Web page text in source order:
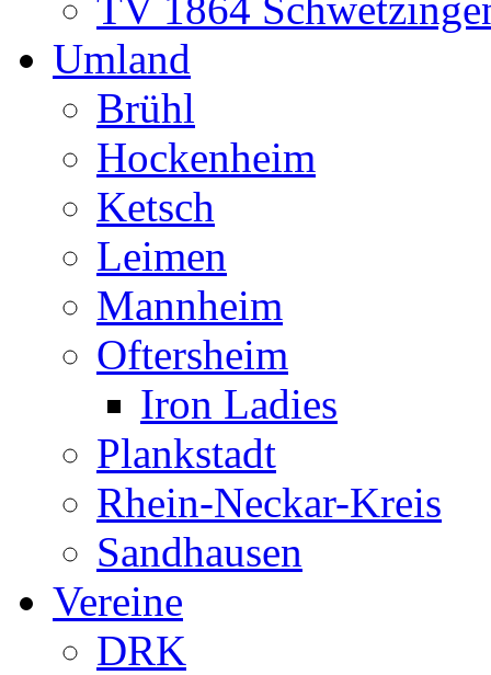
Umland
Brühl
Hockenheim
Ketsch
Leimen
Mannheim
Oftersheim
Iron Ladies
Plankstadt
Rhein-Neckar-Kreis
Sandhausen
Vereine
DRK